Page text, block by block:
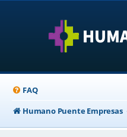
FAQ
Humano Puente Empresas